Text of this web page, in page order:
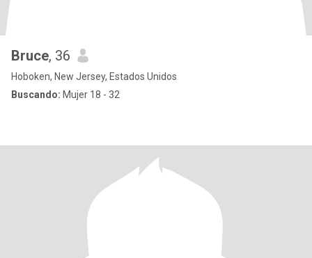
Bruce, 36
Hoboken, New Jersey, Estados Unidos
Buscando: Mujer 18 - 32